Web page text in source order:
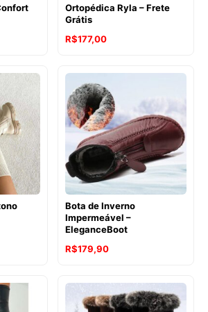
Ortopédica Ryla – Frete
Grátis
R$177,00
Bota de Inverno
Impermeável –
EleganceBoot
R$179,90